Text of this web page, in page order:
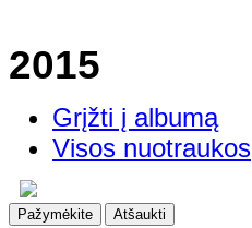
2015
Grįžti į albumą
Visos nuotraukos
Pažymėkite Atšaukti